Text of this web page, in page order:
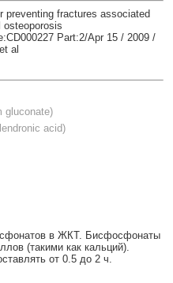
preventing fractures associated
osteoporosis
Part:2/Apr 15 / 2009 /
al
gluconate)
acid)
в ЖКТ. Бисфосфонаты
(такими как кальций).
от 0.5 до 2 ч.